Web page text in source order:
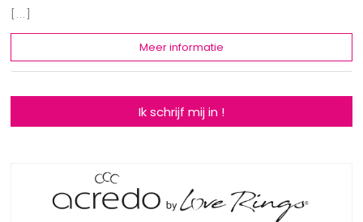
[...]
Meer informatie
Ik schrijf mij in !